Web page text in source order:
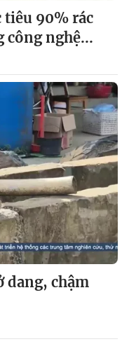
tiêu 90% rác
công nghệ...
dang, chậm